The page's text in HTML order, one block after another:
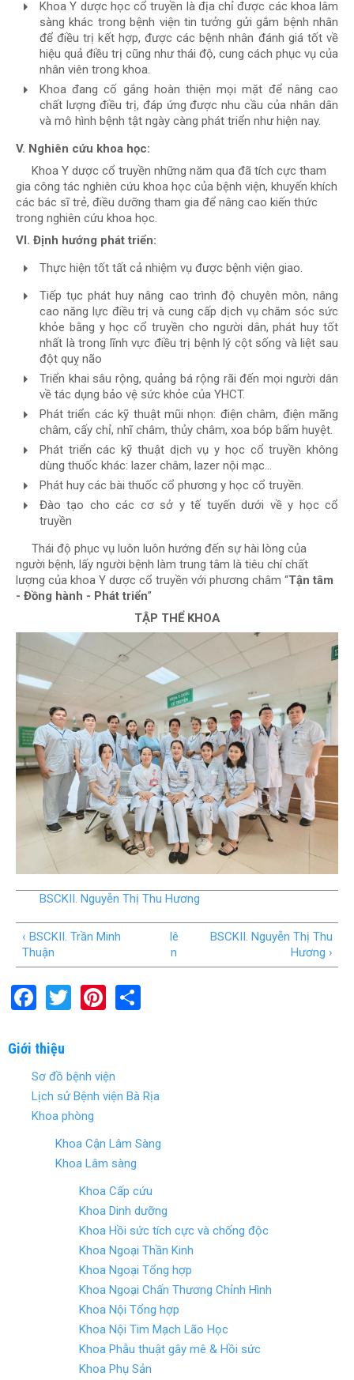
Khoa Y dược học cổ truyền là địa chỉ được các khoa lâm
sàng khác trong bệnh viện tin tưởng gửi gắm bệnh nhân
để điều trị kết hợp, được các bệnh nhân đánh giá tốt về
hiệu quả điều trị cũng như thái độ, cung cách phục vụ của
nhân viên trong khoa.
Khoa đang cố gắng hoàn thiện mọi mặt để nâng cao
chất lượng điều trị, đáp ứng được nhu cầu của nhân dân
và mô hình bệnh tật ngày càng phát triển như hiện nay.
V. Nghiên cứu khoa học:
Khoa Y dược cổ truyền những năm qua đã tích cực tham
gia công tác nghiên cứu khoa học của bệnh viện, khuyến khích
các bác sĩ trẻ, điều dưỡng tham gia để nâng cao kiến thức
trong nghiên cứu khoa học.
VI. Định hướng phát triển:
Thực hiện tốt tất cả nhiệm vụ được bệnh viện giao.
Tiếp tục phát huy nâng cao trình độ chuyên môn, nâng
cao năng lực điều trị và cung cấp dịch vụ chăm sóc sức
khỏe bằng y học cổ truyền cho người dân, phát huy tốt
nhất là trong lĩnh vực điều trị bệnh lý cột sống và liệt sau
đột quỵ não
Triển khai sâu rộng, quảng bá rộng rãi đến mọi người dân
về tác dụng bảo vệ sức khỏe của YHCT.
Phát triển các kỹ thuật mũi nhọn: điện châm, điện mãng
châm, cấy chỉ, nhĩ châm, thủy châm, xoa bóp bấm huyệt.
Phát triển các kỹ thuật dịch vụ y học cổ truyền không
dùng thuốc khác: lazer châm, lazer nội mạc…
Phát huy các bài thuốc cổ phương y học cổ truyền.
Đào tạo cho các cơ sở y tế tuyến dưới về y học cổ
truyền
Thái độ phục vụ luôn luôn hướng đến sự hài lòng của
người bệnh, lấy người bệnh làm trung tâm là tiêu chí chất
lượng của khoa Y dược cổ truyền với phương châm “Tận tâm
- Đồng hành - Phát triển”
TẬP THỂ KHOA
BSCKII. Nguyễn Thị Thu Hương
‹ BSCKII. Trần Minh
Thuận
lê
n
BSCKII. Nguyễn Thị Thu
Hương ›
F
ce
b
o
o
T
er
Pi
es
t
Giới thiệu
Sơ đồ bệnh viện
Lịch sử Bệnh viện Bà Rịa
Khoa phòng
Khoa Cận Lâm Sàng
Khoa Lâm sàng
Khoa Cấp cứu
Khoa Dinh dưỡng
Khoa Hồi sức tích cực và chống độc
Khoa Ngoại Thần Kinh
Khoa Ngoại Tổng hợp
Khoa Ngoại Chấn Thương Chỉnh Hình
Khoa Nội Tổng hợp
Khoa Nội Tim Mạch Lão Học
Khoa Phẫu thuật gây mê & Hồi sức
Khoa Phụ Sản